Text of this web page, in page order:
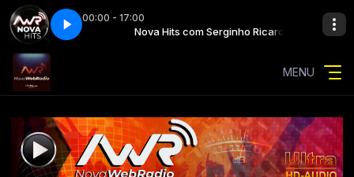
00:00 - 17:00
Ricardo Nova Hits com Serginho Ricardo
to music (ft. richard marx)charles kelley - driving and listening
MENU